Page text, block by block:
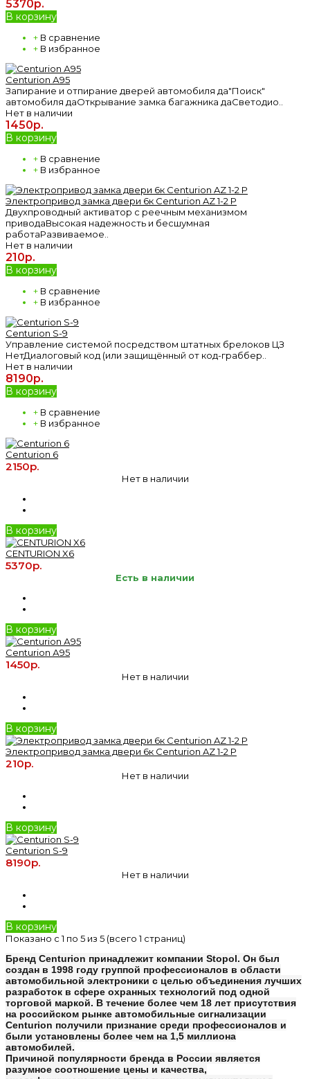
5370р.
В корзину
+ В сравнение
+ В избранное
Centurion А95
Запирание и отпирание дверей автомобиля да"Поиск"
автомобиля даОткрывание замка багажника даСветодио..
Нет в наличии
1450р.
В корзину
+ В сравнение
+ В избранное
Электропривод замка двери 6к Centurion AZ 1-2 P
Двухпроводный активатор с реечным механизмом
приводаВысокая надежность и бесшумная
работаРазвиваемое..
Нет в наличии
210р.
В корзину
+ В сравнение
+ В избранное
Centurion S-9
Управление системой посредством штатных брелоков ЦЗ
НетДиалоговый код (или защищённый от код-граббер..
Нет в наличии
8190р.
В корзину
+ В сравнение
+ В избранное
Centurion 6
2150р.
Нет в наличии
В корзину
CENTURION X6
5370р.
Есть в наличии
В корзину
Centurion А95
1450р.
Нет в наличии
В корзину
Электропривод замка двери 6к Centurion AZ 1-2 P
210р.
Нет в наличии
В корзину
Centurion S-9
8190р.
Нет в наличии
В корзину
Показано с 1 по 5 из 5 (всего 1 страниц)
Бренд Centurion принадлежит компании Stopol. Он был
создан в 1998 году группой профессионалов в области
автомобильной электроники с целью объединения лучших
разработок в сфере охранных технологий под одной
торговой маркой. В течение более чем 18 лет присутствия
на российском рынке автомобильные сигнализации
Centurion получили признание среди профессионалов и
были установлены более чем на 1,5 миллиона
автомобилей.
Причиной популярности бренда в России является
разумное соотношение цены и качества,